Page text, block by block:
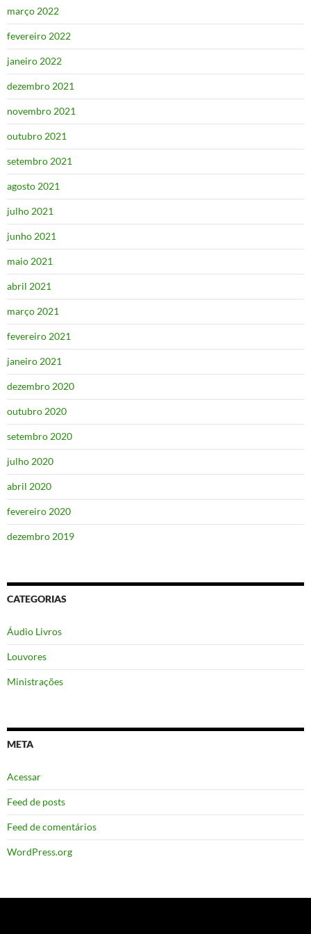
março 2022
fevereiro 2022
janeiro 2022
dezembro 2021
novembro 2021
outubro 2021
setembro 2021
agosto 2021
julho 2021
junho 2021
maio 2021
abril 2021
março 2021
fevereiro 2021
janeiro 2021
dezembro 2020
outubro 2020
setembro 2020
julho 2020
abril 2020
fevereiro 2020
dezembro 2019
CATEGORIAS
Áudio Livros
Louvores
Ministrações
META
Acessar
Feed de posts
Feed de comentários
WordPress.org